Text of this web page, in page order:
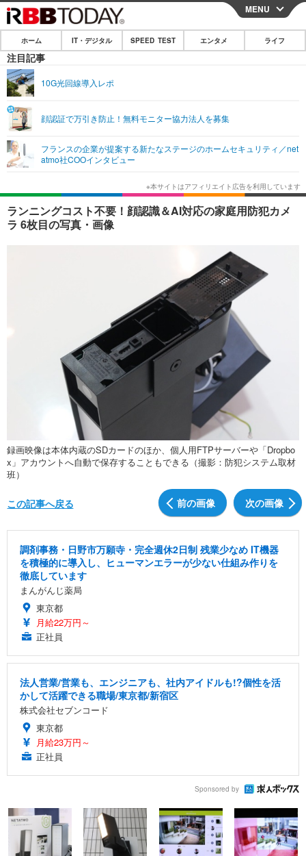
CLOSE
ホーム
IT・デジタル
ショッピング その他
エンタメ
エンタメTOP
韓国・芸能
音楽 スポーツ
その他
ライフ
ライフTOP グルメ
ペット ショッピング
リリース一覧
プッシュ通知の停止方法
MENU
ホーム IT・デジタル SPEED TEST エンタメ ライフ
注目記事
10G光回線導入レポ
顔認証で万引き防止！無料モニター協力法人を募集
フランスの企業が提案する新たなステージのホームセキュリティ／net
atmo社COOインタビュー
ランニングコスト不要！顔認識＆AI対応の家庭用防犯カメ
ラ 6枚目の写真・画像
録画映像は本体内蔵のSDカードのほか、個人用FTPサーバーや「Dropbo
x」アカウントへ自動で保存することもできる（撮影：防犯システム取材
班）
前の画像 次の画像
この記事へ戻る
調剤事務・日野市万願寺・完全週休2日制 残業少なめ IT機器
を積極的に導入し、ヒューマンエラーが少ない仕組み作りを
徹底しています
まんがんじ薬局
東京都
月給22万円～
正社員
法人営業/営業も、エンジニアも、社内アイドルも!?個性を活
かして活躍できる職場/東京都/新宿区
株式会社セブンコード
東京都
月給23万円～
正社員
Sponsored by